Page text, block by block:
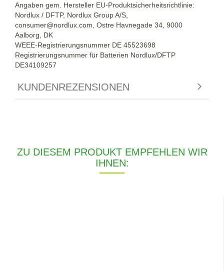
Angaben gem. Hersteller EU-Produktsicherheitsrichtlinie:
Nordlux / DFTP, Nordlux Group A/S,
consumer@nordlux.com, Ostre Havnegade 34, 9000
Aalborg, DK
WEEE-Registrierungsnummer DE 45523698
Registrierungsnummer für Batterien Nordlux/DFTP
DE34109257
KUNDENREZENSIONEN
ZU DIESEM PRODUKT EMPFEHLEN WIR
IHNEN: